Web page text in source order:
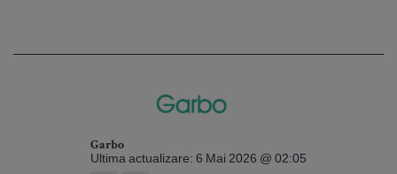
Garbo
Ultima actualizare: 6 Mai 2026 @ 02:05